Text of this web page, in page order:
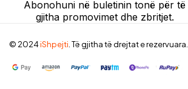
Abonohuni në buletinin tonë për të
gjitha promovimet dhe zbritjet.
© 2024iShpejti. Të gjitha të drejtat e rezervuara.